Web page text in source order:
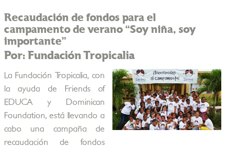
Recaudación de fondos para el
campamento de verano “Soy niña, soy
importante”
Por: Fundación Tropicalia
La Fundación Tropicalia, con
la ayuda de Friends of
EDUCA y Dominican
Foundation, está llevando a
cabo una campaña de
recaudación de fondos